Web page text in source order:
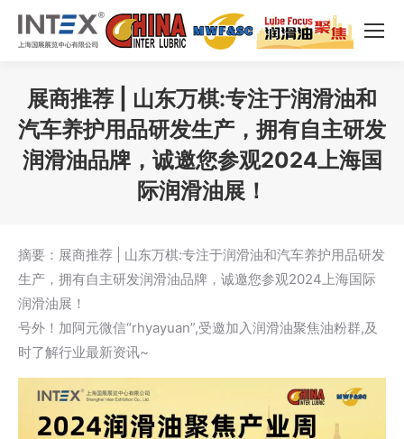
展商推荐 | 山东万棋:专注于润滑油和
汽车养护用品研发生产，拥有自主研发
润滑油品牌，诚邀您参观2024上海国
际润滑油展！
摘要：展商推荐 | 山东万棋:专注于润滑油和汽车养护用品研发
生产，拥有自主研发润滑油品牌，诚邀您参观2024上海国际
润滑油展！
号外！加阿元微信“rhyayuan”,受邀加入润滑油聚焦油粉群,及
时了解行业最新资讯~